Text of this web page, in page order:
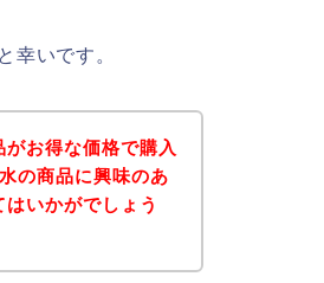
幸いです。
お得な価格で購入
の商品に興味のあ
いかがでしょう